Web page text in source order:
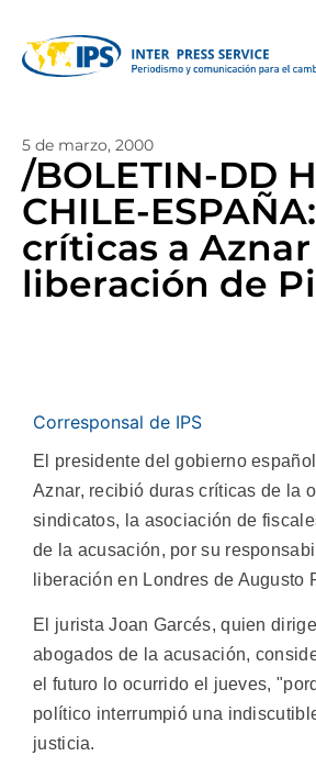
5 de marzo, 2000
/BOLETIN-DD
CHILE-
críticas a
liberación de
Corresponsal de IPS
El presidente del gobierno
Aznar, recibió duras críticas de la
sindicatos, la asociación de
de la acusación, por su
liberación en Londres de Augusto
El jurista Joan Garcés, quien
abogados de la acusación,
el futuro lo ocurrido el jueves,
político interrumpió una
justicia.